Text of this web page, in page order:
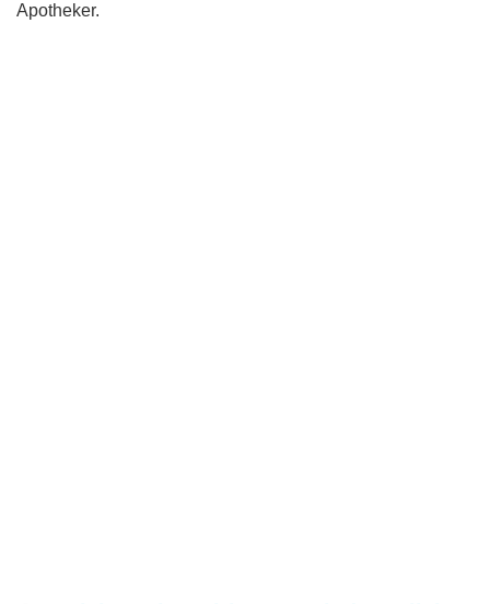
Apotheker.